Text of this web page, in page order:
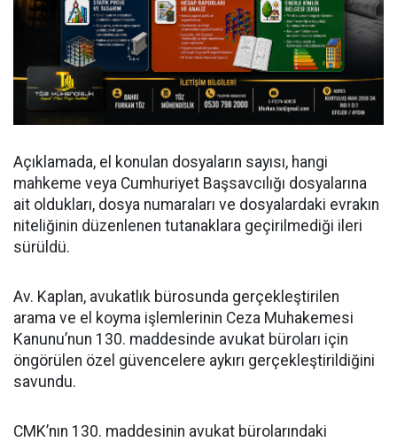
Açıklamada, el konulan dosyaların sayısı, hangi
mahkeme veya Cumhuriyet Başsavcılığı dosyalarına
ait oldukları, dosya numaraları ve dosyalardaki evrakın
niteliğinin düzenlenen tutanaklara geçirilmediği ileri
sürüldü.
Av. Kaplan, avukatlık bürosunda gerçekleştirilen
arama ve el koyma işlemlerinin Ceza Muhakemesi
Kanunu’nun 130. maddesinde avukat büroları için
öngörülen özel güvencelere aykırı gerçekleştirildiğini
savundu.
CMK’nın 130. maddesinin avukat bürolarındaki